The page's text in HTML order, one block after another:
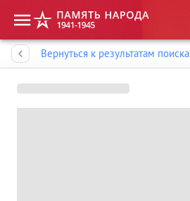
Вернуться к результатам поиска
Память народа